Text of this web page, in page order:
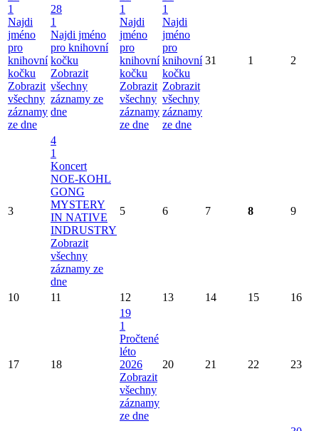
1
Najdi
jméno
pro
knihovní
kočku
Zobrazit
všechny
záznamy
ze dne
28
1
Najdi jméno
pro knihovní
kočku
Zobrazit
všechny
záznamy ze
dne
1
Najdi
jméno
pro
knihovní
kočku
Zobrazit
všechny
záznamy
ze dne
1
Najdi
jméno
pro
knihovní
kočku
Zobrazit
všechny
záznamy
ze dne
31 1 2
3
4
1
Koncert
NOE-KOHL
GONG
MYSTERY
IN NATIVE
INDRUSTRY
Zobrazit
všechny
záznamy ze
dne
5 6 7 8 9
10 11 12 13 14 15 16
17 18
19
1
Pročtené
léto
2026
Zobrazit
všechny
záznamy
ze dne
20 21 22 23